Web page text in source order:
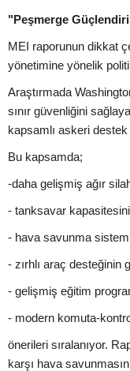
"Peşmerge
MEI raporunun dikkat
yönetimine yönelik
Araştırmada
sınır güvenliğini
kapsamlı askeri
Bu kapsamda;
-daha gelişmiş ağır
- tanksavar
- hava savunma
- zırhlı araç desteğinin
- gelişmiş eğitim
- modern komuta-
önerileri sıralanıyor.
karşı hava